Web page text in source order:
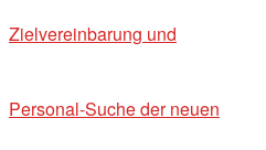
Zielvereinbarung und
Personal-Suche der neuen